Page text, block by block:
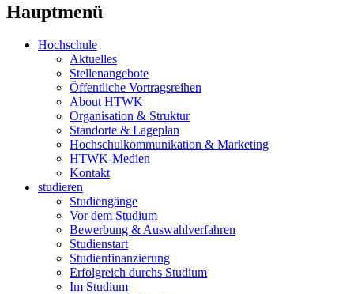
Hauptmenü
Hochschule
Aktuelles
Stellenangebote
Öffentliche Vortragsreihen
About HTWK
Organisation & Struktur
Standorte & Lageplan
Hochschulkommunikation & Marketing
HTWK-Medien
Kontakt
studieren
Studiengänge
Vor dem Studium
Bewerbung & Auswahlverfahren
Studienstart
Studienfinanzierung
Erfolgreich durchs Studium
Im Studium